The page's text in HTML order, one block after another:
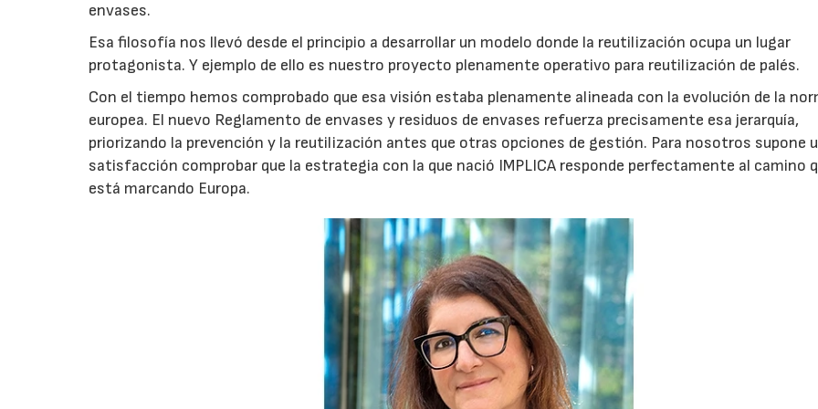
envases.
Esa filosofía nos llevó desde el principio a desarrollar un modelo donde la reutilización ocupa un lugar
protagonista. Y ejemplo de ello es nuestro proyecto plenamente operativo para reutilización de palés.
Con el tiempo hemos comprobado que esa visión estaba plenamente alineada con la evolución de la
europea. El nuevo Reglamento de envases y residuos de envases refuerza precisamente esa jerarquía,
priorizando la prevención y la reutilización antes que otras opciones de gestión. Para nosotros supone
satisfacción comprobar que la estrategia con la que nació IMPLICA responde perfectamente al camino
está marcando Europa.